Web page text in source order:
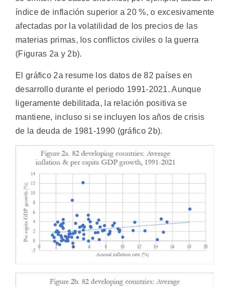
índice de inflación superior a 20 %, o excesivamente
afectadas por la volatilidad de los precios de las
materias primas, los conflictos civiles o la guerra
(Figuras 2a y 2b).
El gráfico 2a resume los datos de 82 países en
desarrollo durante el periodo 1991-2021. Aunque
ligeramente debilitada, la relación positiva se
mantiene, incluso si se incluyen los años de crisis
de la deuda de 1981-1990 (gráfico 2b).